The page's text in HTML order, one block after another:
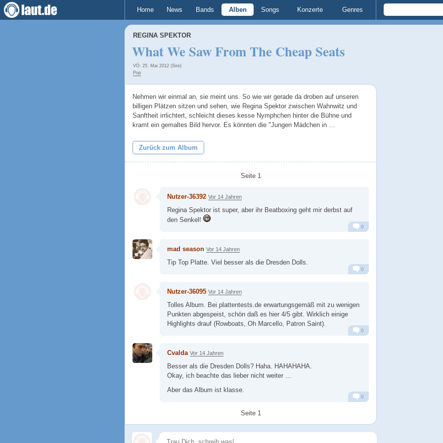
Home News Bands Alben Songs Konzerte Genres
REGINA SPEKTOR
What We Saw From The Cheap Seats
VÖ: 25. Mai 2012 (Sire)
Pop
Nehmen wir einmal an, sie meint uns. So wie wir gerade da droben auf unseren
billigen Plätzen sitzen und sehen, wie Regina Spektor zwischen Wahnwitz und
Sanftheit irrlichtert, schleicht dieses kesse Nymphchen hinter die Bühne und
kramt ein gemaltes Bild hervor. Es könnten die "Jungen Mädchen in …
Zurück zum Album
Seite 1
Nutzer-36392 Vor 14 Jahren
Regina Spektor ist super, aber ihr Beatboxing geht mir derbst auf
den Senkel!
0
mad season Vor 14 Jahren
Tip Top Platte. Viel besser als die Dresden Dolls.
0
Nutzer-36095 Vor 14 Jahren
Tolles Album. Bei plattentests.de erwartungsgemäß mit zu wenigen
Punkten abgespeist, schön daß es hier 4/5 gibt. Wirklich einige
Highlights drauf (Rowboats, Oh Marcello, Patron Saint).
0
Cvalda Vor 14 Jahren
Besser als die Dresden Dolls? Haha. HAHAHAHA.
Okay, ich beachte das lieber nicht weiter ...
Aber das Album ist klasse.
0
Seite 1